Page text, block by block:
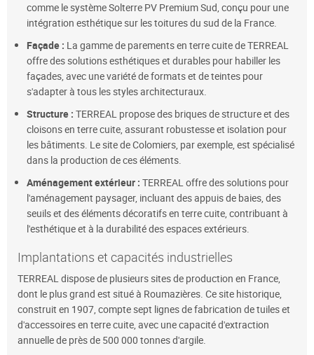
comme le système Solterre PV Premium Sud, conçu pour une
intégration esthétique sur les toitures du sud de la France.
Façade : La gamme de parements en terre cuite de TERREAL
offre des solutions esthétiques et durables pour habiller les
façades, avec une variété de formats et de teintes pour
s'adapter à tous les styles architecturaux.
Structure : TERREAL propose des briques de structure et des
cloisons en terre cuite, assurant robustesse et isolation pour
les bâtiments. Le site de Colomiers, par exemple, est spécialisé
dans la production de ces éléments.
Aménagement extérieur : TERREAL offre des solutions pour
l'aménagement paysager, incluant des appuis de baies, des
seuils et des éléments décoratifs en terre cuite, contribuant à
l'esthétique et à la durabilité des espaces extérieurs.
Implantations et capacités industrielles
TERREAL dispose de plusieurs sites de production en France,
dont le plus grand est situé à Roumazières. Ce site historique,
construit en 1907, compte sept lignes de fabrication de tuiles et
d'accessoires en terre cuite, avec une capacité d'extraction
annuelle de près de 500 000 tonnes d'argile.